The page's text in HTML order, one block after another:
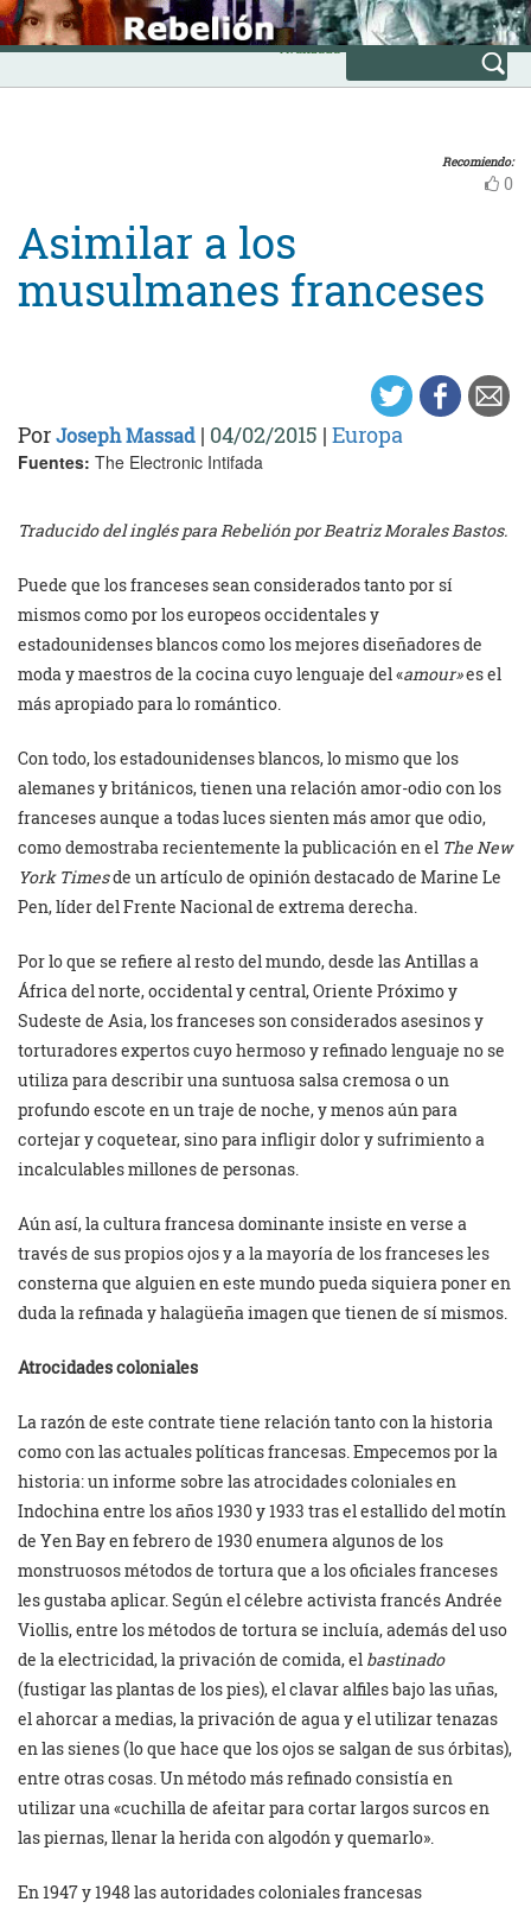
Skip
to
content
INICIO
Avanzada
Recomiendo:
0
Asimilar a los
musulmanes franceses
PorJoseph Massad | 04/02/2015 | Europa
Fuentes: The Electronic Intifada
Traducido del inglés para Rebelión por Beatriz Morales Bastos.
Puede que los franceses sean considerados tanto por sí
mismos como por los europeos occidentales y
estadounidenses blancos como los mejores diseñadores de
moda y maestros de la cocina cuyo lenguaje del «amour»es el
más apropiado para lo romántico.
Con todo, los estadounidenses blancos, lo mismo que los
alemanes y británicos, tienen una relación amor-odio con los
franceses aunque a todas luces sienten más amor que odio,
como demostraba recientemente la publicación en el The New
York Timesde un artículo de opinión destacado de Marine Le
Pen, líder del Frente Nacional de extrema derecha.
Por lo que se refiere al resto del mundo, desde las Antillas a
África del norte, occidental y central, Oriente Próximo y
Sudeste de Asia, los franceses son considerados asesinos y
torturadores expertos cuyo hermoso y refinado lenguaje no se
utiliza para describir una suntuosa salsa cremosa o un
profundo escote en un traje de noche, y menos aún para
cortejar y coquetear, sino para infligir dolor y sufrimiento a
incalculables millones de personas.
Aún así, la cultura francesa dominante insiste en verse a
través de sus propios ojos y a la mayoría de los franceses les
consterna que alguien en este mundo pueda siquiera poner en
duda la refinada y halagüeña imagen que tienen de sí mismos.
Atrocidades coloniales
La razón de este contrate tiene relación tanto con la historia
como con las actuales políticas francesas. Empecemos por la
historia: un informe sobre las atrocidades coloniales en
Indochina entre los años 1930 y 1933 tras el estallido del motín
de Yen Bay en febrero de 1930 enumera algunos de los
monstruosos métodos de tortura que a los oficiales franceses
les gustaba aplicar. Según el célebre activista francés Andrée
Viollis, entre los métodos de tortura se incluía, además del uso
de la electricidad, la privación de comida, el bastinado
(fustigar las plantas de los pies), el clavar alfiles bajo las uñas,
el ahorcar a medias, la privación de agua y el utilizar tenazas
en las sienes (lo que hace que los ojos se salgan de sus órbitas),
entre otras cosas. Un método más refinado consistía en
utilizar una «cuchilla de afeitar para cortar largos surcos en
las piernas, llenar la herida con algodón y quemarlo».
En 1947 y 1948 las autoridades coloniales francesas